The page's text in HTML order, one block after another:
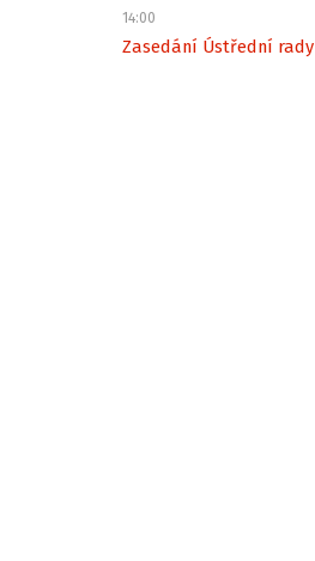
14:00
Zasedání Ústřední rady